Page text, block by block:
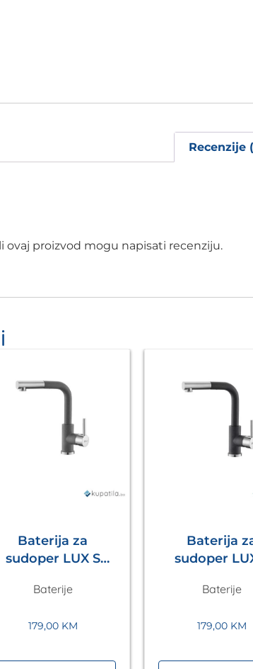
Recenzije
ovaj proizvod mogu napisati recenziju.
Baterija za
sudoper LUX S
Metalac
Baterije
179,00 KM
Baterija
sudoper
Baterije
179,00 KM